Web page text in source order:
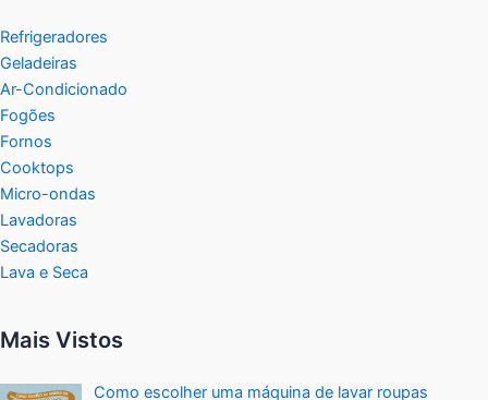
Refrigeradores
Geladeiras
Ar-Condicionado
Fogões
Fornos
Cooktops
Micro-ondas
Lavadoras
Secadoras
Lava e Seca
Mais Vistos
Como escolher uma máquina de lavar roupas